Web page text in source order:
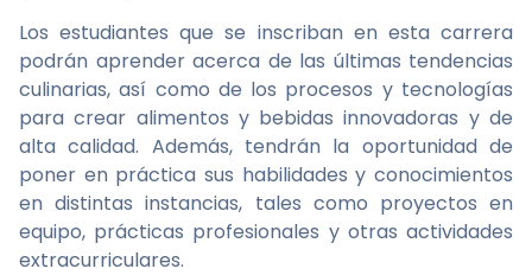
Los estudiantes que se inscriban en esta carrera
podrán aprender acerca de las últimas tendencias
culinarias, así como de los procesos y tecnologías
para crear alimentos y bebidas innovadoras y de
alta calidad. Además, tendrán la oportunidad de
poner en práctica sus habilidades y conocimientos
en distintas instancias, tales como proyectos en
equipo, prácticas profesionales y otras actividades
extracurriculares.